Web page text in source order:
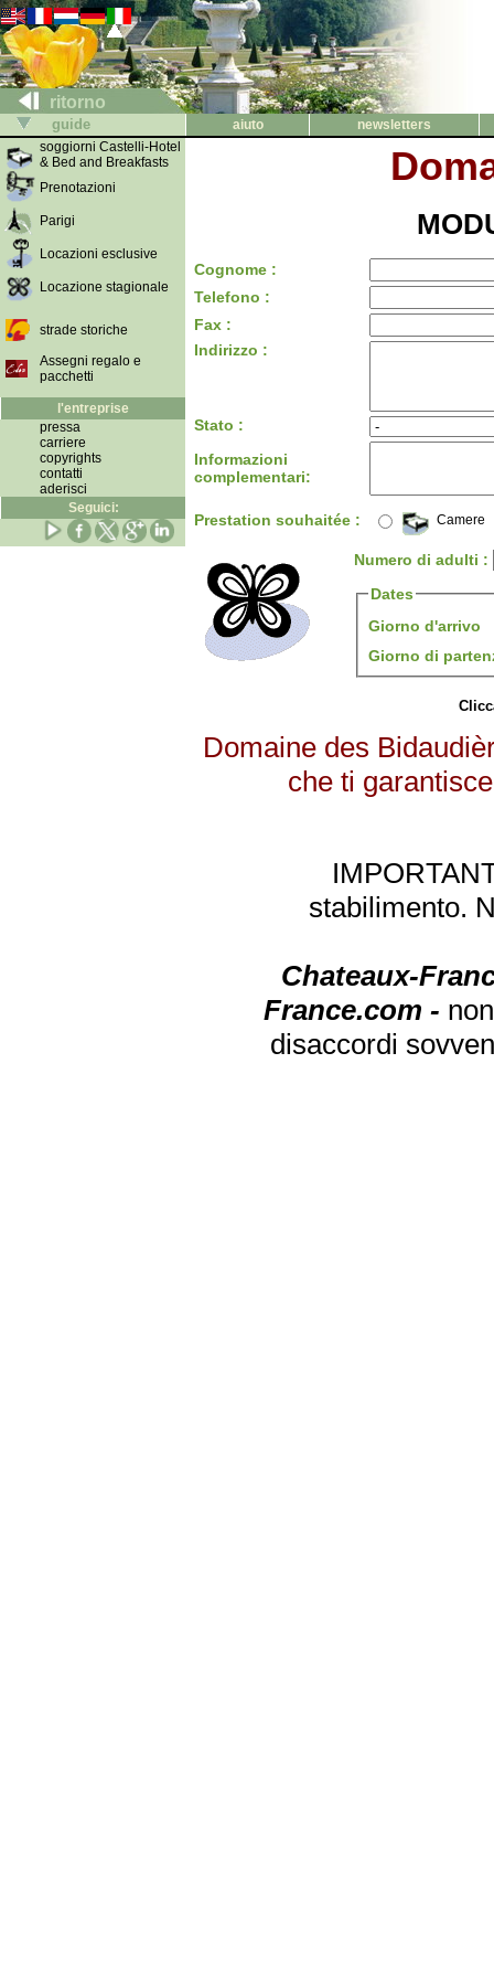
ritorno
guide aiuto
newsletters
soggiorni Castelli-Hotel
& Bed and Breakfasts
Prenotazioni
Parigi
Locazioni esclusive
Locazione stagionale
strade storiche
Assegni regalo e
pacchetti
l'entreprise
pressa
carriere
copyrights
contatti
aderisci
Seguici:
Cognome :
Telefono :
Fax :
Indirizzo :
Stato :
Informazioni
complementari:
Prestation souhaitée : Camere
Numero di adulti :
Dates
Giorno d'arrivo
Giorno di
Domaine des
che ti
stabilimento.
Chateaux-
France.com -
disaccordi